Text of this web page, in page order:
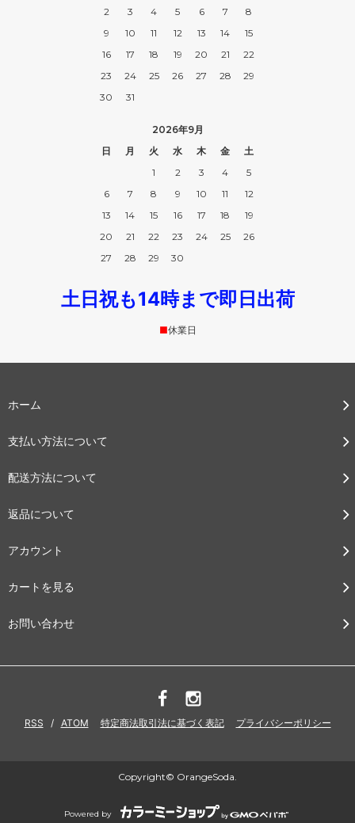
2
3 4 5 6 7
8
9
10 11 12 13 14
15
16
17 18 19 20 21
22
23
24 25 26 27 28
29
30
31
2026年9月
日
月 火 水 木 金
土
1
2 3 4
5
6
7 8 9 10 11
12
13
14 15 16 17 18
19
20
21 22 23 24 25
26
27
28 29 30
土日祝も14時まで即日出荷
■休業日
ホーム
支払い方法について
配送方法について
返品について
アカウント
カートを見る
お問い合わせ
RSS / ATOM 特定商法取引法に基づく表記 プライバシーポリシー
Copyright© OrangeSoda.
Powered by